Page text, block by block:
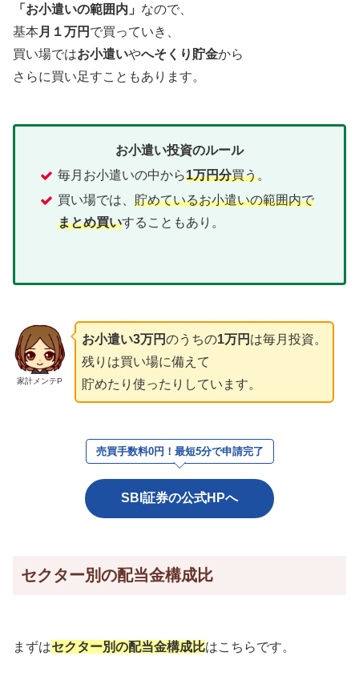
「お小遣いの範囲内」 なので、
基本 月１万円 で買っていき、
買い場ではお小遣いやへそくり貯金から
さらに買い足すこともあります。
お小遣い投資のルール
毎月お小遣いの中から1万円分買う。
買い場では、貯めているお小遣いの範囲内で
まとめ買いすることもあり。
家計メンテP
お小遣い3万円のうちの1万円 は毎月投資。
残りは買い場に備えて
貯めたり使ったりしています。
売買手数料0円！最短5分で申請完了
SBI証券の公式HPへ
セクター別の配当金構成比
まずはセクター別の配当金構成比はこちらです。